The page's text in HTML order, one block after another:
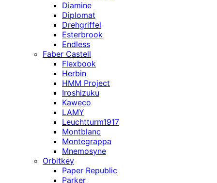
Diamine
Diplomat
Drehgriffel
Esterbrook
Endless
Faber Castell
Flexbook
Herbin
HMM Project
Iroshizuku
Kaweco
LAMY
Leuchtturm1917
Montblanc
Montegrappa
Mnemosyne
Orbitkey
Paper Republic
Parker